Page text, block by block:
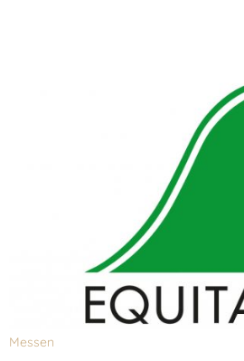
Messen